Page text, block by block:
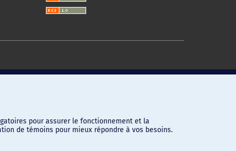
pour assurer le fonctionnement et la
de témoins pour mieux répondre à vos besoins.